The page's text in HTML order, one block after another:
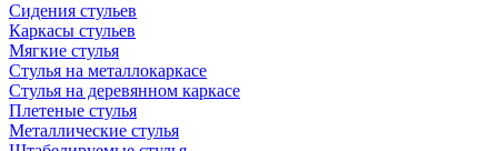
Сидения стульев
Каркасы стульев
Мягкие стулья
Стулья на металлокаркасе
Стулья на деревянном каркасе
Плетеные стулья
Металлические стулья